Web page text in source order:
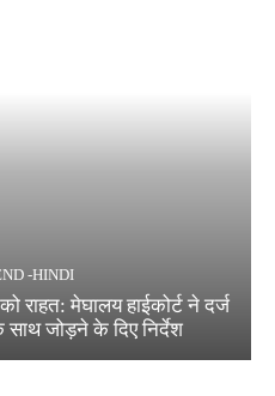
-HINDI
राहत: मेघालय हाईकोर्ट ने दर्ज
जोड़ने के दिए निर्देश